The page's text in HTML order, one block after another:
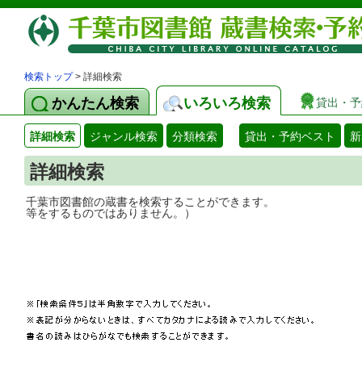
検索トップ> 詳細検索
かんたん検索 いろいろ検索 貸出・
詳細検索 ジャンル検索 分類検索 貸出・予約ベスト
詳細検索
千葉市図書館の蔵書を検索することがで
等をするものではありません。）